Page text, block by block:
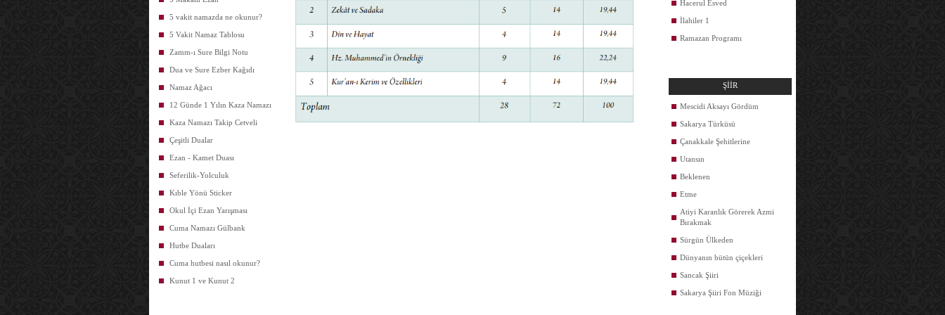
5 vakit namazda ne okunur?
5 Vakit Namaz Tablosu
Zamm-ı Sure Bilgi Notu
Dua ve Sure Ezber Kağıdı
Namaz Ağacı
12 Günde 1 Yılın Kaza Namazı
Kaza Namazı Takip Cetveli
Çeşitli Dualar
Ezan - Kamet Duası
Seferilik-Yolculuk
Kıble Yönü Sticker
Okul İçi Ezan Yarışması
Cuma Namazı Gülbank
Hutbe Duaları
Cuma hutbesi nasıl okunur?
Kunut 1 ve Kunut 2
Hacerul Esved
İlahiler 1
Ramazan Programı
ŞİİR
Mescidi Aksayı Gördüm
Sakarya Türküsü
Çanakkale Şehitlerine
Utansın
Beklenen
Etme
Atiyi Karanlık Görerek Azmi
Bırakmak
Sürgün Ülkeden
Dünyanın bütün çiçekleri
Sancak Şiiri
Sakarya Şiiri Fon Müziği